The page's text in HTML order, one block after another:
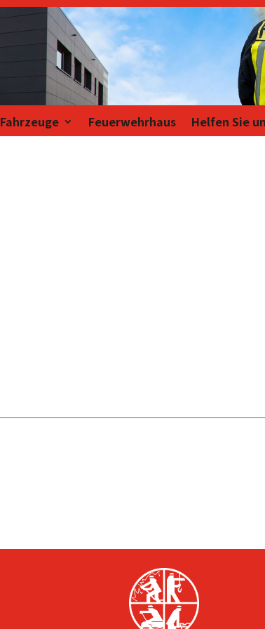
Fahrzeuge Feuerwehrhaus Helfen Sie